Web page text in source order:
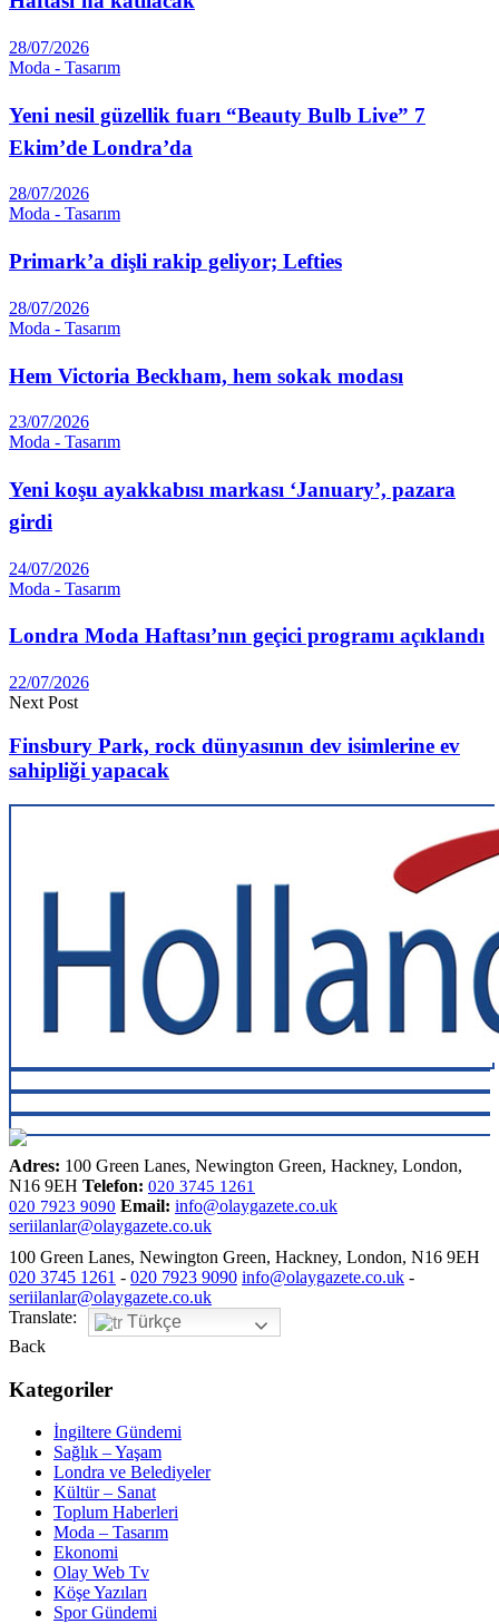
28/07/2026
Moda - Tasarım
Yeni nesil güzellik fuarı “Beauty Bulb Live” 7
Ekim’de Londra’da
28/07/2026
Moda - Tasarım
Primark’a dişli rakip geliyor; Lefties
28/07/2026
Moda - Tasarım
Hem Victoria Beckham, hem sokak modası
23/07/2026
Moda - Tasarım
Yeni koşu ayakkabısı markası ‘January’, pazara
girdi
24/07/2026
Moda - Tasarım
Londra Moda Haftası’nın geçici programı açıklandı
22/07/2026
Next Post
Finsbury Park, rock dünyasının dev isimlerine ev
sahipliği yapacak
Adres: 100 Green Lanes, Newington Green, Hackney, London,
N16 9EH Telefon: 020 3745 1261
020 7923 9090 Email: info@olaygazete.co.uk
seriilanlar@olaygazete.co.uk
100 Green Lanes, Newington Green, Hackney, London, N16 9EH
020 3745 1261 - 020 7923 9090 info@olaygazete.co.uk -
seriilanlar@olaygazete.co.uk
Translate:
Türkçe
Back
Kategoriler
İngiltere Gündemi
Sağlık – Yaşam
Londra ve Belediyeler
Kültür – Sanat
Toplum Haberleri
Moda – Tasarım
Ekonomi
Olay Web Tv
Köşe Yazıları
Spor Gündemi